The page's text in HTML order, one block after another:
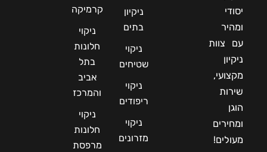
יסודי
ומהיר
עם צוות
ניקיון
מקצועי,
שירות
הוגן
ומחירים
מעולים!
ניקיון
בתים
ניקוי
שטיחים
ניקוי
ריפודים
ניקוי
מזרונים
קרמיקה
ניקוי
חלונות
בתל
אביב
והמרכז
ניקוי
חלונות
מרפסת